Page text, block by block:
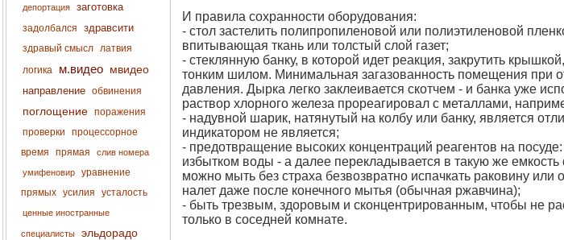
депортация заготовка
задолбался здравсити
здравый смысл латвия
логика
м.видео мвидео
направление обвинения
поглощение поражения
проверки
процессорное
время
прямая слив номера
умифеновир
уравнение
прямых усилия усталость
ценные иностранные
специалисты эльдорадо
И правила сохранности оборудования:
- стол застелить полипропиленовой или полиэтиленовой
впитывающая ткань или толстый слой газет;
- стеклянную банку, в которой идет реакция, закрутить
тонким шилом. Минимальная загазованность помещения при
давления. Дырка легко заклеивается скотчем - и банка уже
раствор хлорного железа прореагировал с металлами,
- надувной шарик, натянутый на колбу или банку, является
индикатором не является;
- предотвращение высоких концентраций реагентов на
избытком воды - а далее перекладывается в такую же
можно мыть без страха безвозвратно испачкать раковину
налет даже после конечного мытья (обычная ржавчина);
- быть трезвым, здоровым и сконцентрированным, чтобы не
только в соседней комнате.